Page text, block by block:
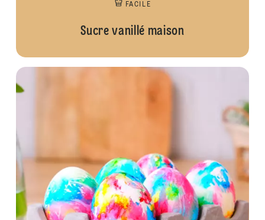
FACILE
Sucre vanillé maison